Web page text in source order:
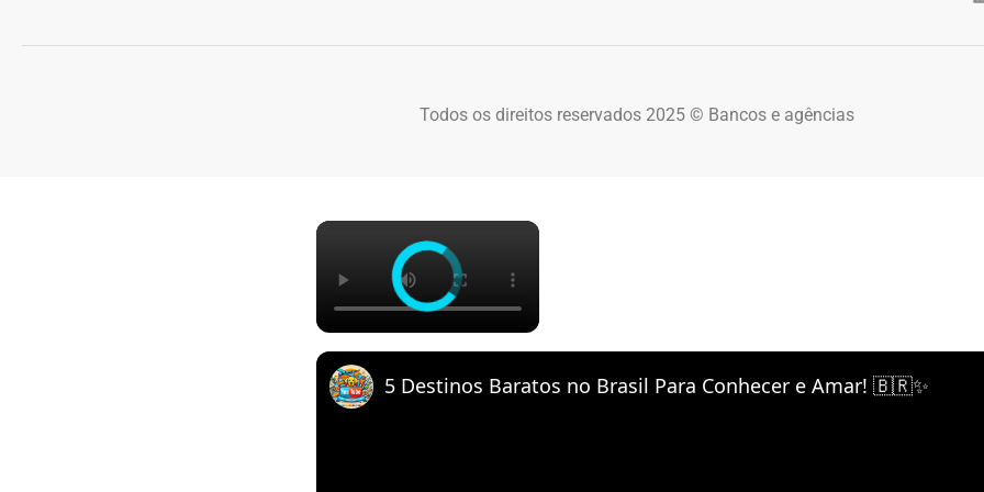
Todos os direitos reservados 2025 © Bancos e agências
×
5 Destinos Baratos no Brasil Para Conhecer e Amar! 🇧🇷✨